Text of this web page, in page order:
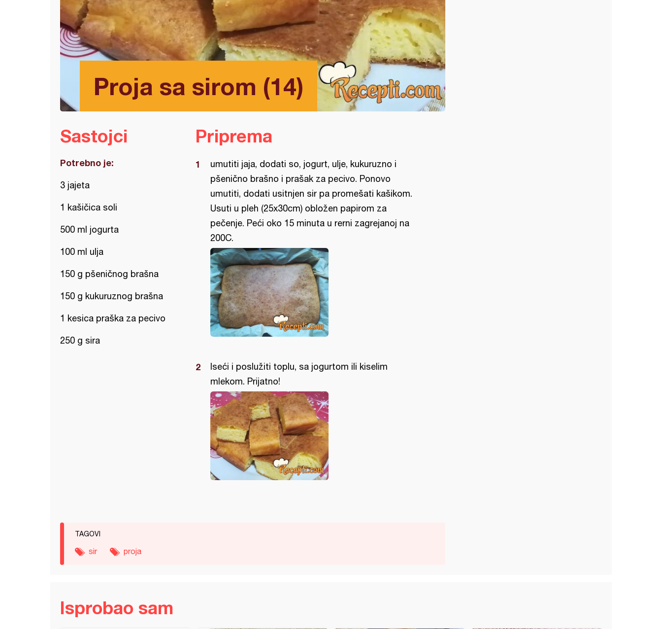
Proja sa sirom (14)
Sastojci
Potrebno je:
3 jajeta
1 kašičica soli
500 ml jogurta
100 ml ulja
150 g pšeničnog brašna
150 g kukuruznog brašna
1 kesica praška za pecivo
250 g sira
Priprema
umutiti jaja, dodati so, jogurt, ulje, kukuruzno i
pšenično brašno i prašak za pecivo. Ponovo
umutiti, dodati usitnjen sir pa promešati kašikom.
Usuti u pleh (25x30cm) obložen papirom za
pečenje. Peći oko 15 minuta u rerni zagrejanoj na
200C.
Iseći i poslužiti toplu, sa jogurtom ili kiselim
mlekom. Prijatno!
TAGOVI
sir proja
Isprobao sam